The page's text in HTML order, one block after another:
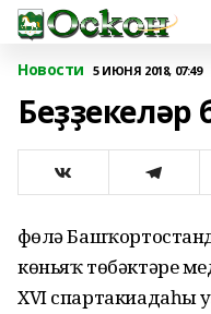
Новости 5 ИЮНЯ 2018, 07:49
Беҙҙекеләр
Өфөлә
көньяҡ төбәктәре
XVI спартакиадаһы